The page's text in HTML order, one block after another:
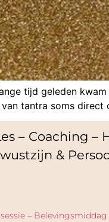
tijd geleden
van tantra soms
– Coaching
&
– Belevingsmiddag